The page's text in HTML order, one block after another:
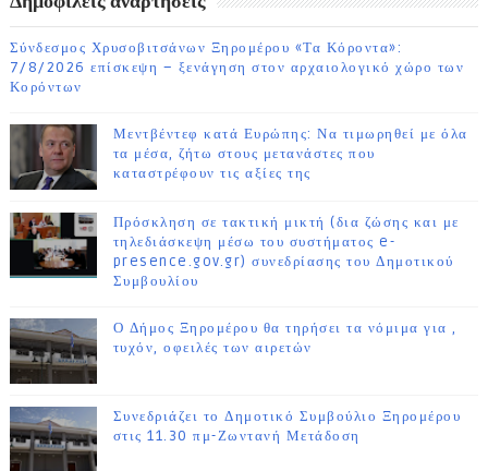
Σύνδεσμος Χρυσοβιτσάνων Ξηρομέρου «Τα Κόροντα»:
7/8/2026 επίσκεψη – ξενάγηση στον αρχαιολογικό χώρο των
Κορόντων
Μεντβέντεφ κατά Ευρώπης: Να τιμωρηθεί με όλα
τα μέσα, ζήτω στους μετανάστες που
καταστρέφουν τις αξίες της
Πρόσκληση σε τακτική μικτή (δια ζώσης και με
τηλεδιάσκεψη μέσω του συστήματος e-
presence.gov.gr) συνεδρίασης του Δημοτικού
Συμβουλίου
Ο Δήμος Ξηρομέρου θα τηρήσει τα νόμιμα για ,
τυχόν, οφειλές των αιρετών
Συνεδριάζει το Δημοτικό Συμβούλιο Ξηρομέρου
στις 11.30 πμ-Ζωντανή Μετάδοση